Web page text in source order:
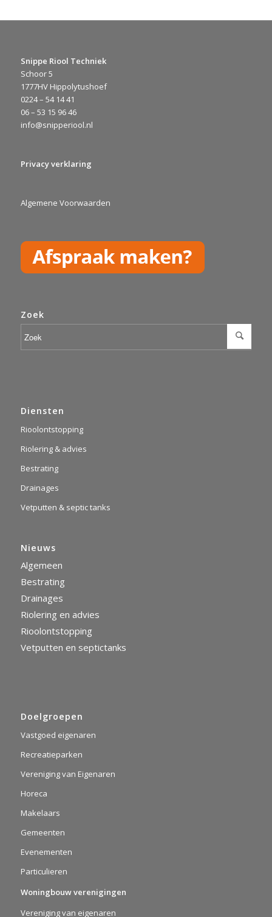
Snippe Riool Techniek
Schoor 5
1777HV Hippolytushoef
0224 – 54 14 41
06 – 53 15 96 46
info@snipperiool.nl
Privacy verklaring
Algemene Voorwaarden
Zoek
Diensten
Rioolontstopping
Riolering & advies
Bestrating
Drainages
Vetputten & septic tanks
Nieuws
Algemeen
Bestrating
Drainages
Riolering en advies
Rioolontstopping
Vetputten en septictanks
Doelgroepen
Vastgoed eigenaren
Recreatieparken
Vereniging van Eigenaren
Horeca
Makelaars
Gemeenten
Evenementen
Particulieren
Woningbouw verenigingen
Vereniging van eigenaren